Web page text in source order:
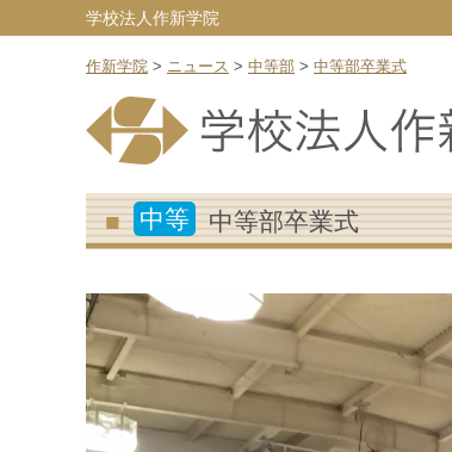
学校法人作新学院
作新学院 > ニュース > 中等部 > 中等部卒業式
中等 中等部卒業式